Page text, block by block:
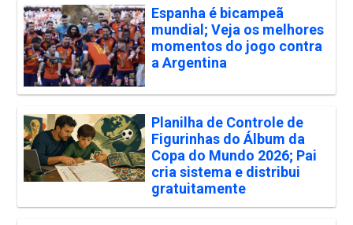
Espanha é bicampeã
mundial; Veja os melhores
momentos do jogo contra
a Argentina
Planilha de Controle de
Figurinhas do Álbum da
Copa do Mundo 2026; Pai
cria sistema e distribui
gratuitamente